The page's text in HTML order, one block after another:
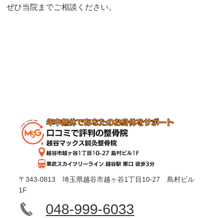
ぜひ当院までご相談ください。
〒343-0813 埼玉県越谷市越ヶ谷1丁目10-27 島村ビル
1F
048-999-6033